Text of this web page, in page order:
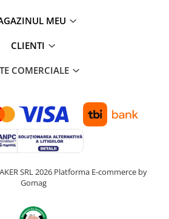
MEU
CLIENTI
COMERCIALE
SRL 2026 Platforma E-commerce by
Gomag